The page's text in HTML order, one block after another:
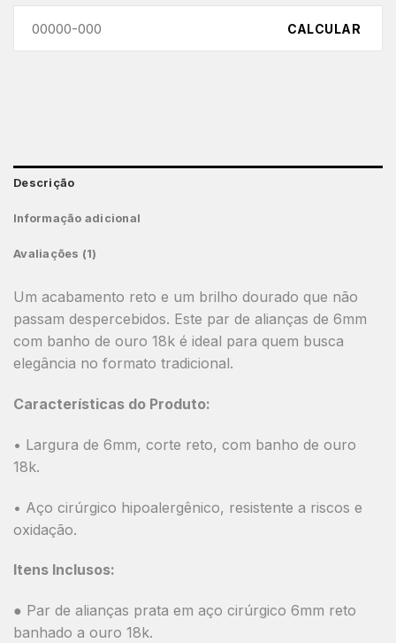
CALCULAR
Descrição
Informação adicional
Avaliações (1)
Um acabamento reto e um brilho dourado que não
passam despercebidos. Este par de alianças de 6mm
com banho de ouro 18k é ideal para quem busca
elegância no formato tradicional.
Características do Produto:
• Largura de 6mm, corte reto, com banho de ouro
18k.
• Aço cirúrgico hipoalergênico, resistente a riscos e
oxidação.
Itens Inclusos:
● Par de alianças prata em aço cirúrgico 6mm reto
banhado a ouro 18k.